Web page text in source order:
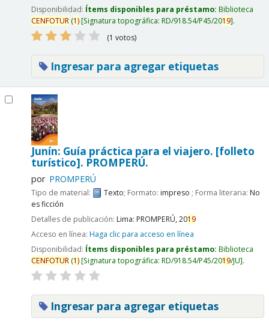
Disponibilidad: Ítems disponibles para préstamo: Biblioteca
CENFOTUR(1) Signatura topográfica: RD/918.54/P45/2019 .
(1 votos)
Ingresar para agregar etiquetas
Junín: Guía práctica para el viajero. [folleto
turístico]. PROMPERÚ.
por PROMPERÚ
Tipo de material: Texto; Formato: impreso ; Forma literaria: No
es ficción
Detalles de publicación: Lima: PROMPERÚ,2019
Acceso en línea: Haga clic para acceso en línea
Disponibilidad: Ítems disponibles para préstamo: Biblioteca
CENFOTUR(1) Signatura topográfica: RD/918.54/P45/2019/JU .
Ingresar para agregar etiquetas